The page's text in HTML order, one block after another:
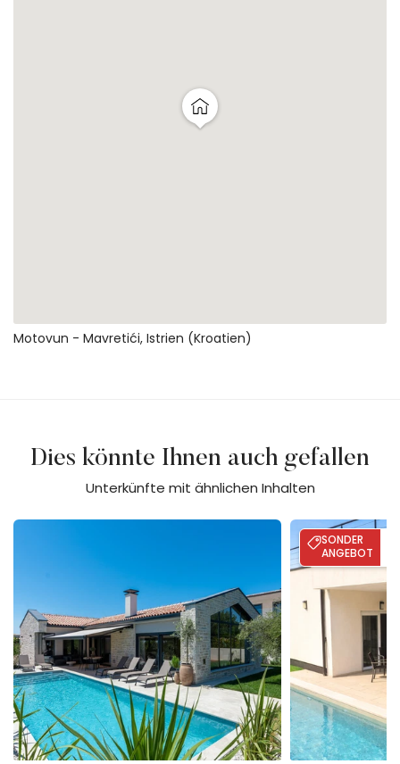
Motovun - Mavretići, Istrien (Kroatien)
Dies könnte Ihnen auch gefallen
Unterkünfte mit ähnlichen Inhalten
Villa Flores
SONDER
ANGEBOT
Villa Palma -